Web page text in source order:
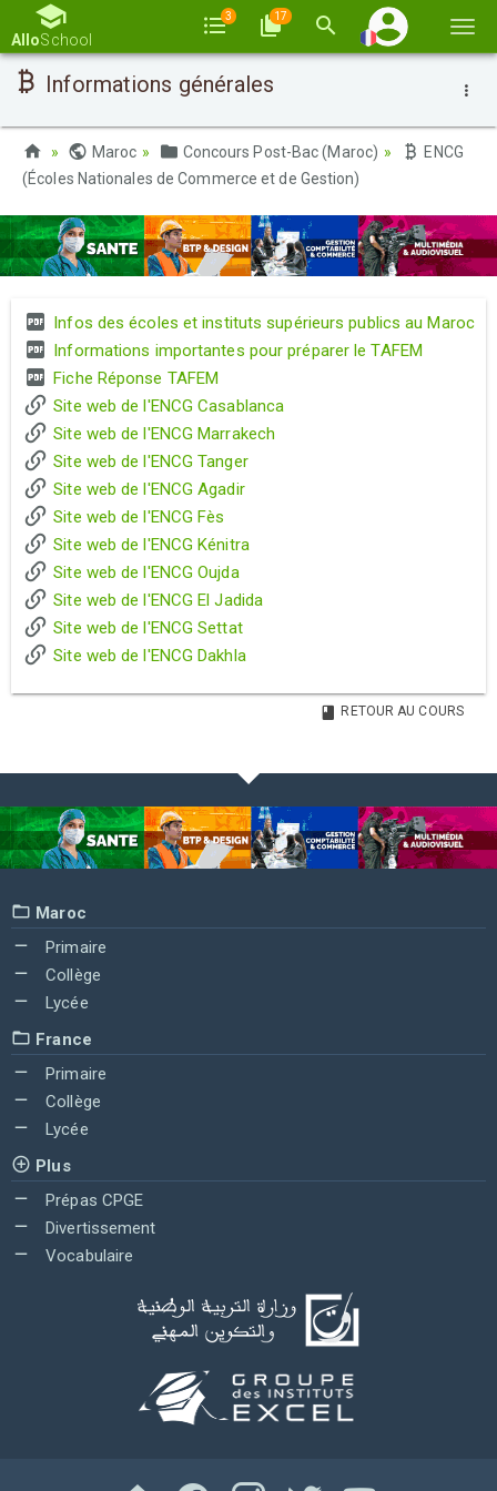
la
AlloSchool
3 17
Informations générales
Maroc Concours Post-Bac (Maroc)
ENCG
(Écoles Nationales de Commerce et de Gestion)
Infos des écoles et instituts supérieurs publics au Maroc
Informations importantes pour préparer le TAFEM
Fiche Réponse TAFEM
Site web de l'ENCG Casablanca
Site web de l'ENCG Marrakech
Site web de l'ENCG Tanger
Site web de l'ENCG Agadir
Site web de l'ENCG Fès
Site web de l'ENCG Kénitra
Site web de l'ENCG Oujda
Site web de l'ENCG El Jadida
Site web de l'ENCG Settat
Site web de l'ENCG Dakhla
RETOUR AU COURS
Maroc
Primaire
Collège
Lycée
France
Primaire
Collège
Lycée
Plus
Prépas CPGE
Divertissement
Vocabulaire